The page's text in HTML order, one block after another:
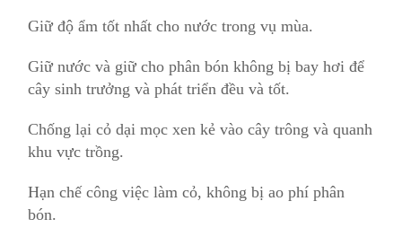
Giữ độ ẩm tốt nhất cho nước trong vụ mùa.
Giữ nước và giữ cho phân bón không bị bay hơi để
cây sinh trưởng và phát triển đều và tốt.
Chống lại cỏ dại mọc xen kẻ vào cây trông và quanh
khu vực trồng.
Hạn chế công việc làm cỏ, không bị ao phí phân
bón.